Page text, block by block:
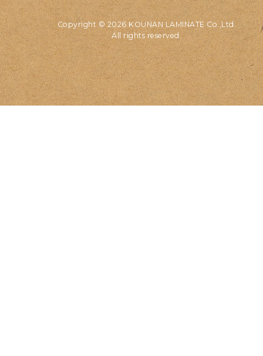
Copyright © 2026 KOUNAN LAMINATE Co.,Ltd.
All rights reserved.